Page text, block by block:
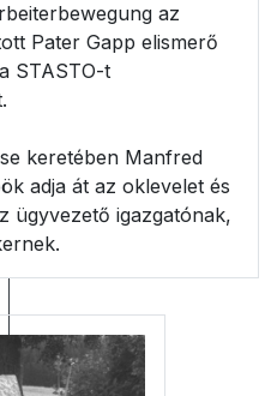
az
Pater Gapp elismerő
STASTO-t
keretében Manfred
adja át az oklevelet és
ügyvezető igazgatónak,